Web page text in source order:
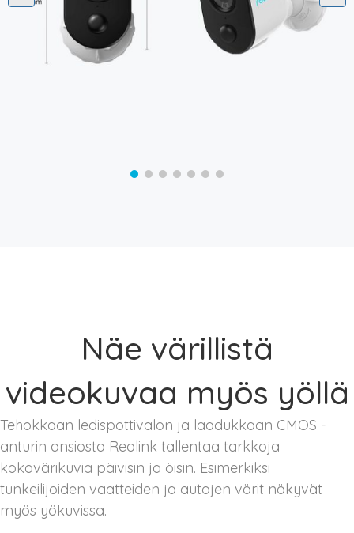
Näe värillistä
videokuvaa myös yöllä
Tehokkaan ledispottivalon ja laadukkaan CMOS -
anturin ansiosta Reolink tallentaa tarkkoja
kokovärikuvia päivisin ja öisin. Esimerkiksi
tunkeilijoiden vaatteiden ja autojen värit näkyvät
myös yökuvissa.